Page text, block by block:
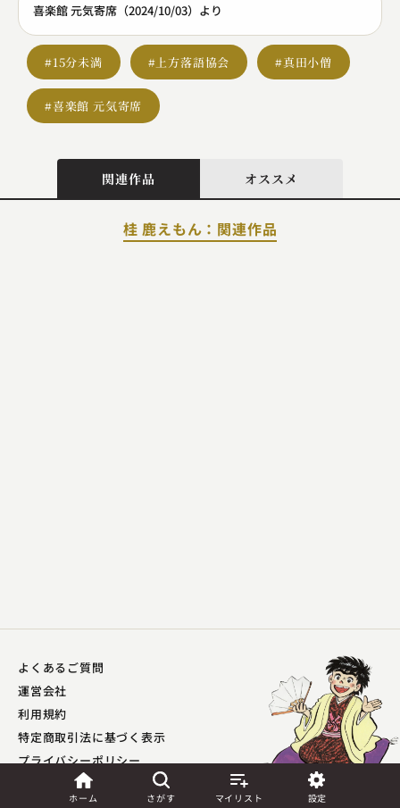
ホーム さがす マイリスト 設定
喜楽館 元気寄席（2024/10/03）より
#15分未満 #上方落語協会 #真田小僧
#喜楽館 元気寄席
関連作品 オススメ
桂 鹿えもん：関連作品
神田 陽子
よくあるご質問
運営会社
利用規約
特定商取引法に基づく表示
プライバシーポリシー​
外部送信ポリシー